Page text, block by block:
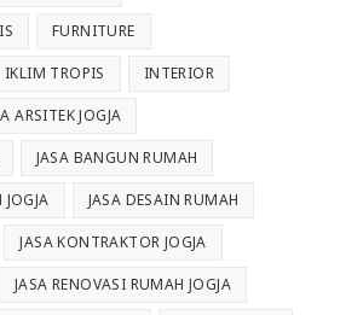
FURNITURE
IKLIM TROPIS INTERIOR
ARSITEK JOGJA
JASA BANGUN RUMAH
JASA DESAIN RUMAH
JASA KONTRAKTOR JOGJA
JASA RENOVASI RUMAH JOGJA